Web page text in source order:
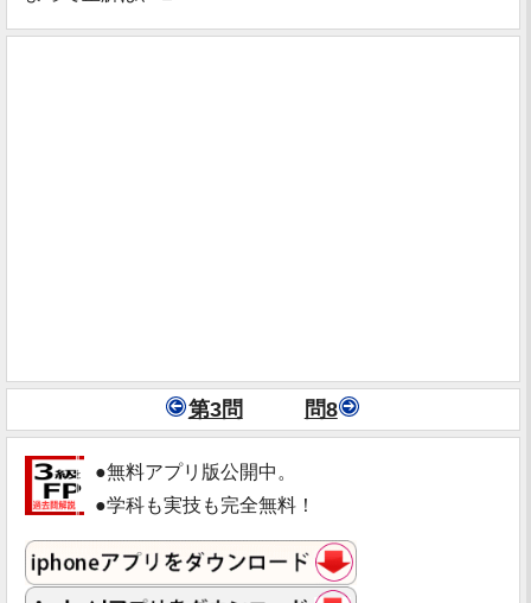
第3問 問8
●無料アプリ版公開中。
●学科も実技も完全無料！